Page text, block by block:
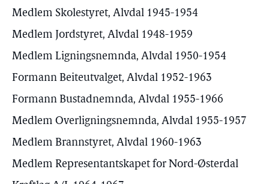
Medlem Skolestyret, Alvdal 1945-1954
Medlem Jordstyret, Alvdal 1948-1959
Medlem Ligningsnemnda, Alvdal 1950-1954
Formann Beiteutvalget, Alvdal 1952-1963
Formann Bustadnemnda, Alvdal 1955-1966
Medlem Overligningsnemnda, Alvdal 1955-1957
Medlem Brannstyret, Alvdal 1960-1963
Medlem Representantskapet for Nord-Østerdal